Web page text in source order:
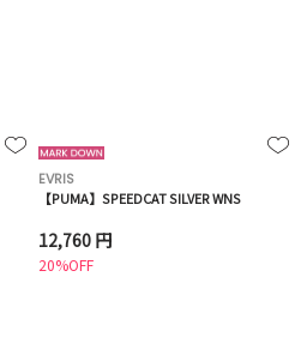
EVRIS
【PUMA】SPEEDCAT SILVER WNS
12,760 円
20%OFF